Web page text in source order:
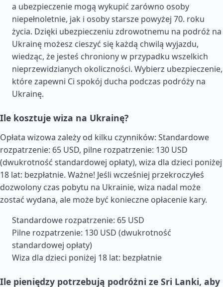
a ubezpieczenie mogą wykupić zarówno osoby
niepełnoletnie, jak i osoby starsze powyżej 70. roku
życia. Dzięki ubezpieczeniu zdrowotnemu na podróż na
Ukrainę możesz cieszyć się każdą chwilą wyjazdu,
wiedząc, że jesteś chroniony w przypadku wszelkich
nieprzewidzianych okoliczności. Wybierz ubezpieczenie,
które zapewni Ci spokój ducha podczas podróży na
Ukrainę.
Ile kosztuje wiza na Ukrainę?
Opłata wizowa zależy od kilku czynników: Standardowe
rozpatrzenie: 65 USD, pilne rozpatrzenie: 130 USD
(dwukrotność standardowej opłaty), wiza dla dzieci poniżej
18 lat: bezpłatnie. Ważne! Jeśli wcześniej przekroczyłeś
dozwolony czas pobytu na Ukrainie, wiza nadal może
zostać wydana, ale może być konieczne opłacenie kary.
Standardowe rozpatrzenie: 65 USD
Pilne rozpatrzenie: 130 USD (dwukrotność
standardowej opłaty)
Wiza dla dzieci poniżej 18 lat: bezpłatnie
Ile pieniędzy potrzebują podróżni ze Sri Lanki, aby